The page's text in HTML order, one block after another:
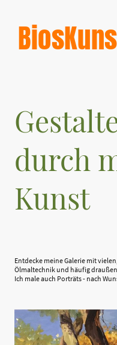
durch
Kunst
Entdecke meine Galerie mit
Ölmaltechnik und häufig
Ich male auch Porträts - nach